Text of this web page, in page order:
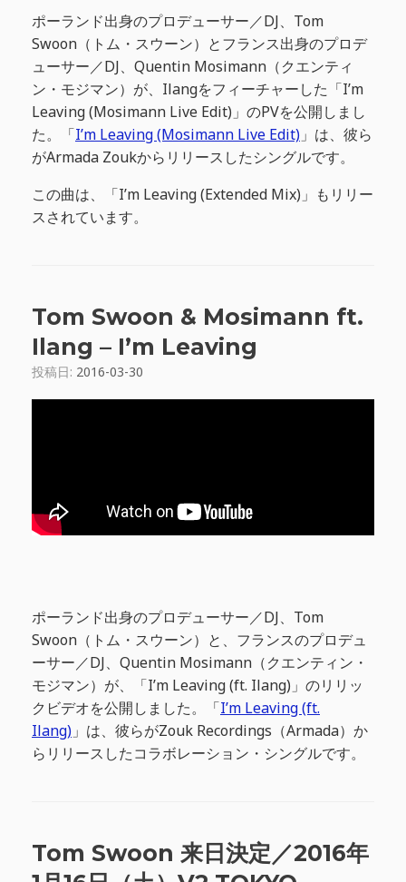
ポーランド出身のプロデューサー／DJ、Tom
Swoon（トム・スウーン）とフランス出身のプロデ
ューサー／DJ、Quentin Mosimann（クエンティ
ン・モジマン）が、Ilangをフィーチャーした「I’m
Leaving (Mosimann Live Edit)」のPVを公開しまし
た。「I’m Leaving (Mosimann Live Edit) 」は、彼ら
がArmada Zoukからリリースしたシングルです。
この曲は、「I’m Leaving (Extended Mix)」もリリー
スされています。
Tom Swoon & Mosimann ft.
Ilang – I’m Leaving
投稿日: 2016-03-30
ポーランド出身のプロデューサー／DJ、Tom
Swoon（トム・スウーン）と、フランスのプロデュ
ーサー／DJ、Quentin Mosimann（クエンティン・
モジマン）が、「I’m Leaving (ft. Ilang)」のリリッ
クビデオを公開しました。「I’m Leaving (ft.
Ilang) 」は、彼らがZouk Recordings（Armada）か
らリリースしたコラボレーション・シングルです。
Tom Swoon 来日決定／2016年